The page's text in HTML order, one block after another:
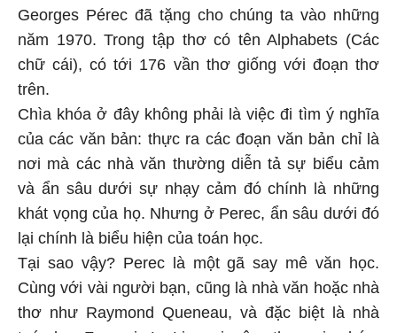
Georges Pérec đã tặng cho chúng ta vào những
năm 1970. Trong tập thơ có tên Alphabets (Các
chữ cái), có tới 176 vần thơ giống với đoạn thơ
trên.
Chìa khóa ở đây không phải là việc đi tìm ý nghĩa
của các văn bản: thực ra các đoạn văn bản chỉ là
nơi mà các nhà văn thường diễn tả sự biểu cảm
và ẩn sâu dưới sự nhạy cảm đó chính là những
khát vọng của họ. Nhưng ở Perec, ẩn sâu dưới đó
lại chính là biểu hiện của toán học.
Tại sao vậy? Perec là một gã say mê văn học.
Cùng với vài người bạn, cũng là nhà văn hoặc nhà
thơ như Raymond Queneau, và đặc biệt là nhà